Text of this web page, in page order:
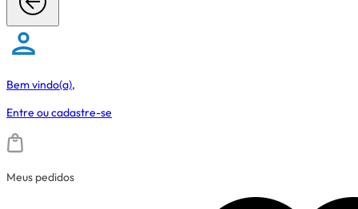
Bem vindo(a),
Entre oucadastre-se
Meus pedidos